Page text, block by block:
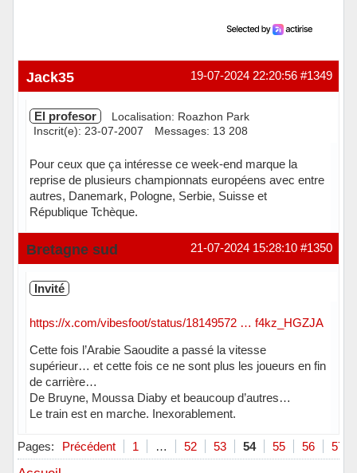
#1349
19-07-2024 22:20:56
Jack35
El profesor
Localisation: Roazhon Park
Inscrit(e): 23-07-2007
Messages: 13 208
Pour ceux que ça intéresse ce week-end marque la
reprise de plusieurs championnats européens avec entre
autres, Danemark, Pologne, Serbie, Suisse et
République Tchèque.
Hors ligne #1350
21-07-2024 15:28:10
Bretagne sud
Invité
https://x.com/vibesfoot/status/18149572 … f4kz_HGZJA
Cette fois l’Arabie Saoudite a passé la vitesse
supérieur… et cette fois ce ne sont plus les joueurs en fin
de carrière…
De Bruyne, Moussa Diaby et beaucoup d’autres…
Le train est en marche. Inexorablement.
Pages: Précédent 1 … 52 53 54 55 56 57